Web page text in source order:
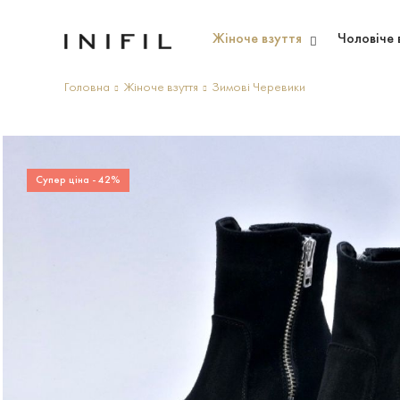
Жіноче взуття Чоловіче
Головна Жіноче взуття Зимові Черевики
Супер ціна - 42%